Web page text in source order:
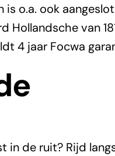
o.a. ook
Hollandsche van
4 jaar Focwa
in de ruit? Rijd